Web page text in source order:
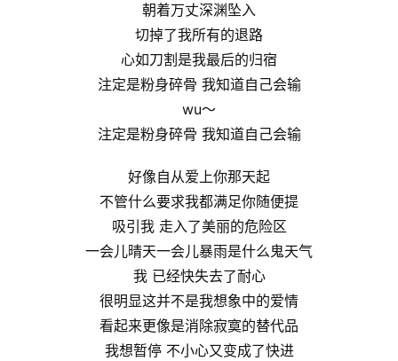
朝着万丈深渊坠入
切掉了我所有的退路
心如刀割是我最后的归宿
注定是粉身碎骨 我知道自己会输
wu～
注定是粉身碎骨 我知道自己会输
好像自从爱上你那天起
不管什么要求我都满足你随便提
吸引我 走入了美丽的危险区
一会儿晴天一会儿暴雨是什么鬼天气
我 已经快失去了耐心
很明显这并不是我想象中的爱情
看起来更像是消除寂寞的替代品
我想暂停 不小心又变成了快进